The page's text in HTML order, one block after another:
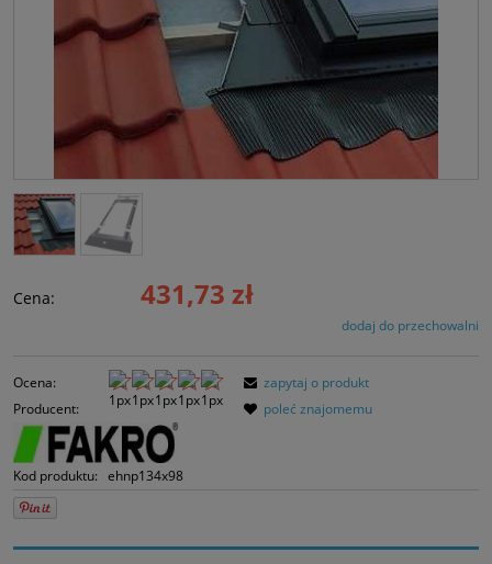
Cena: 431,73 zł
dodaj do przechowalni
Ocena:
Producent:
Kod produktu: ehnp134x98
zapytaj o produkt
poleć znajomemu